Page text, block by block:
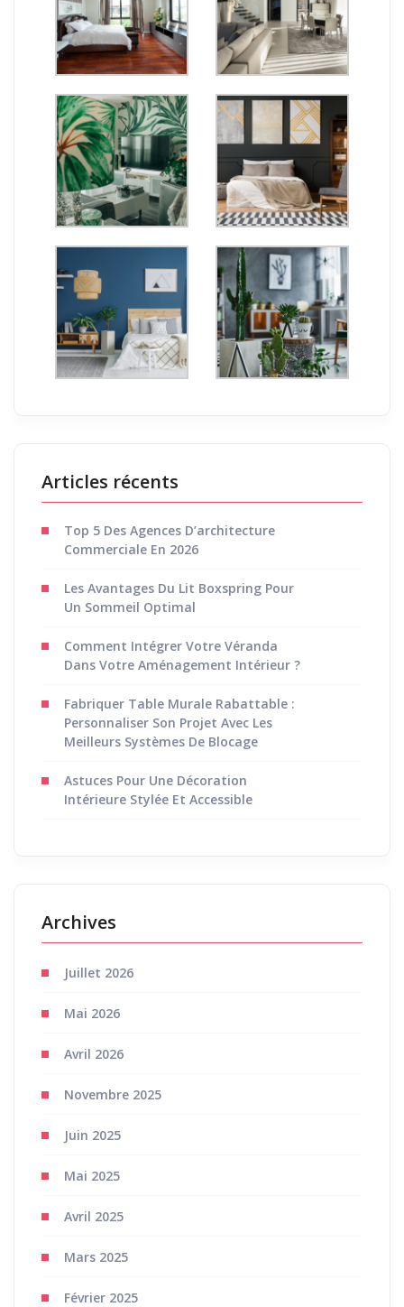
Articles récents
Top 5 Des Agences D’architecture
Commerciale En 2026
Les Avantages Du Lit Boxspring Pour
Un Sommeil Optimal
Comment Intégrer Votre Véranda
Dans Votre Aménagement Intérieur ?
Fabriquer Table Murale Rabattable :
Personnaliser Son Projet Avec Les
Meilleurs Systèmes De Blocage
Astuces Pour Une Décoration
Intérieure Stylée Et Accessible
Archives
Juillet 2026
Mai 2026
Avril 2026
Novembre 2025
Juin 2025
Mai 2025
Avril 2025
Mars 2025
Février 2025